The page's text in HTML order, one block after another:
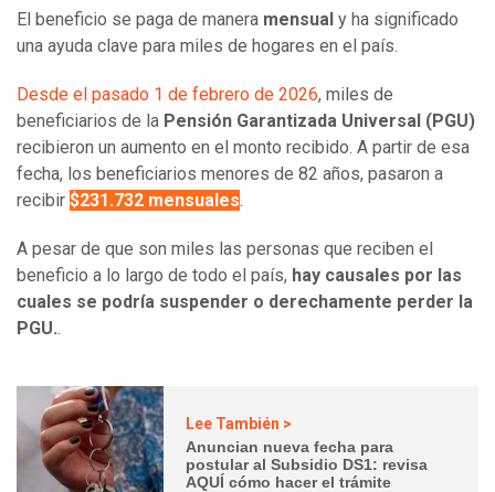
El beneficio se paga de manera mensual y ha significado
una ayuda clave para miles de hogares en el país.
Desde el pasado 1 de febrero de 2026, miles de
beneficiarios de la Pensión Garantizada Universal (PGU)
recibieron un aumento en el monto recibido. A partir de esa
fecha, los beneficiarios menores de 82 años, pasaron a
recibir $231.732 mensuales.
A pesar de que son miles las personas que reciben el
beneficio a lo largo de todo el país, hay causales por las
cuales se podría suspender o derechamente perder la
PGU..
Lee También >
Anuncian nueva fecha para
postular al Subsidio DS1: revisa
AQUÍ cómo hacer el trámite